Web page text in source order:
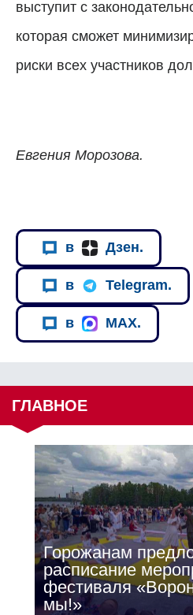
выступит с
которая сможет
риски всех участников
Евгения Морозова.
в Дзен.
в Telegram.
в MAX.
ГЛАВНОЕ
Горожанам
расписание
фестиваля
мы!»